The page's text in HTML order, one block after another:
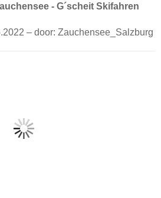
- G´scheit Skifahren
– door: Zauchensee_Salzburg